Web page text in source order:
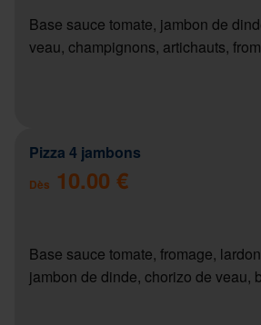
Base sauce tomate, jambon de
veau, champignons, artichauts,
Pizza 4 jambons
Dès 10.00 €
Base sauce tomate, fromage,
jambon de dinde, chorizo de veau,